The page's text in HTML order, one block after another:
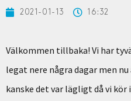
2021-01-13 16:32
Välkommen tillbaka! Vi har
legat nere några dagar men
kanske det var lägligt då vi